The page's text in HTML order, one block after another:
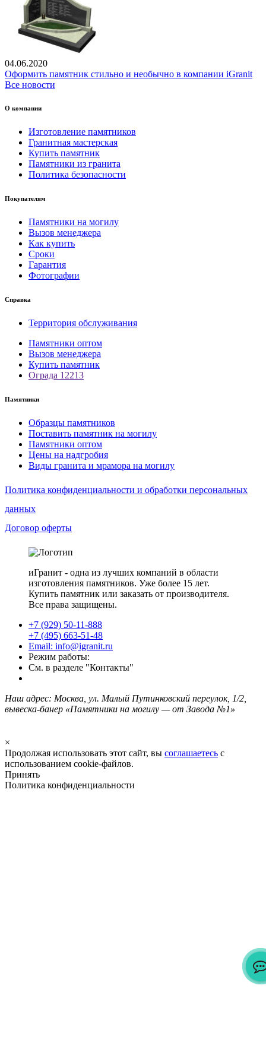
04.06.2020
Оформить памятник стильно и необычно в компании iGranit
Все новости
О компании
Изготовление памятников
Гранитная мастерская
Купить памятник
Памятники из гранита
Политика безопасности
Покупателям
Памятники на могилу
Вызов менеджера
Как купить
Сроки
Гарантия
Фотографии
Справка
Территория обслуживания
Памятники оптом
Вызов менеджера
Купить памятник
Ограда 12213
Памятники
Образцы памятников
Поставить памятник на могилу
Памятники оптом
Цены на надгробия
Виды гранита и мрамора на могилу
Политика конфиденциальности и обработки персональных
данных
Договор оферты
иГранит - одна из лучших компаний в области
изготовления памятников. Уже более 15 лет.
Купить памятник или заказать от производителя.
Все права защищены.
+7 (929) 50-11-888
+7 (495) 663-51-48
Email: info@igranit.ru
Режим работы:
См. в разделе "Контакты"
Наш адрес: Москва, ул. Малый Путинковский переулок, 1/2,
вывеска-банер «Памятники на могилу — от Завода №1»
×
Продолжая использовать этот сайт, вы соглашаетесь с
использованием cookie-файлов.
Принять
Политика конфиденциальности